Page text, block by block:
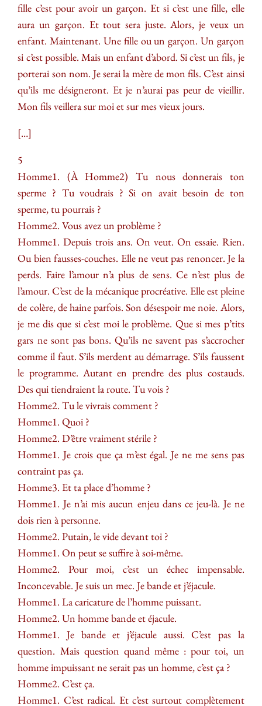
fille c’est pour avoir un garçon. Et si c’est une fille, elle
aura un garçon. Et tout sera juste. Alors, je veux un
enfant. Maintenant. Une fille ou un garçon. Un garçon
si c’est possible. Mais un enfant d’abord. Si c’est un fils, je
porterai son nom. Je serai la mère de mon fils. C’est ainsi
qu’ils me désigneront. Et je n’aurai pas peur de vieillir.
Mon fils veillera sur moi et sur mes vieux jours.
[…]
5
Homme1. (À Homme2) Tu nous donnerais ton
sperme ? Tu voudrais ? Si on avait besoin de ton
sperme, tu pourrais ?
Homme2. Vous avez un problème ?
Homme1. Depuis trois ans. On veut. On essaie. Rien.
Ou bien fausses-couches. Elle ne veut pas renoncer. Je la
perds. Faire l’amour n’a plus de sens. Ce n’est plus de
l’amour. C’est de la mécanique procréative. Elle est pleine
de colère, de haine parfois. Son désespoir me noie. Alors,
je me dis que si c’est moi le problème. Que si mes p’tits
gars ne sont pas bons. Qu’ils ne savent pas s’accrocher
comme il faut. S’ils merdent au démarrage. S’ils faussent
le programme. Autant en prendre des plus costauds.
Des qui tiendraient la route. Tu vois ?
Homme2. Tu le vivrais comment ?
Homme1. Quoi ?
Homme2. D’être vraiment stérile ?
Homme1. Je crois que ça m’est égal. Je ne me sens pas
contraint pas ça.
Homme3. Et ta place d’homme ?
Homme1. Je n’ai mis aucun enjeu dans ce jeu-là. Je ne
dois rien à personne.
Homme2. Putain, le vide devant toi ?
Homme1. On peut se suffire à soi-même.
Homme2. Pour moi, c’est un échec impensable.
Inconcevable. Je suis un mec. Je bande et j’éjacule.
Homme1. La caricature de l’homme puissant.
Homme2. Un homme bande et éjacule.
Homme1. Je bande et j’éjacule aussi. C’est pas la
question. Mais question quand même : pour toi, un
homme impuissant ne serait pas un homme, c’est ça ?
Homme2. C’est ça.
Homme1. C’est radical. Et c’est surtout complètement